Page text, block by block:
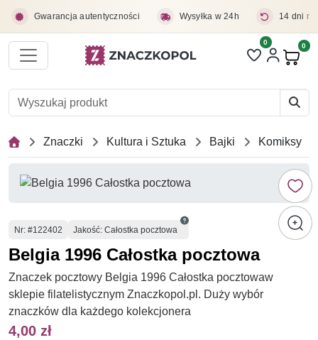
Gwarancja autentyczności Wysyłka w 24h 14 dni
Liczba pozycji
0 0
Znaczki Kultura i Sztuka Bajki Komiksy
Numer
Nr: #122402 Jakość: Całostka pocztowa
Belgia 1996 Całostka pocztowa
Znaczek pocztowy Belgia 1996 Całostka pocztowaw
sklepie filatelistycznym Znaczkopol.pl. Duży wybór
znaczków dla każdego kolekcjonera
4,00 zł